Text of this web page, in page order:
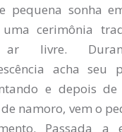
pequena sonha
cerimônia
livre.
acha seu
e depois de
namoro, vem o
Passada a